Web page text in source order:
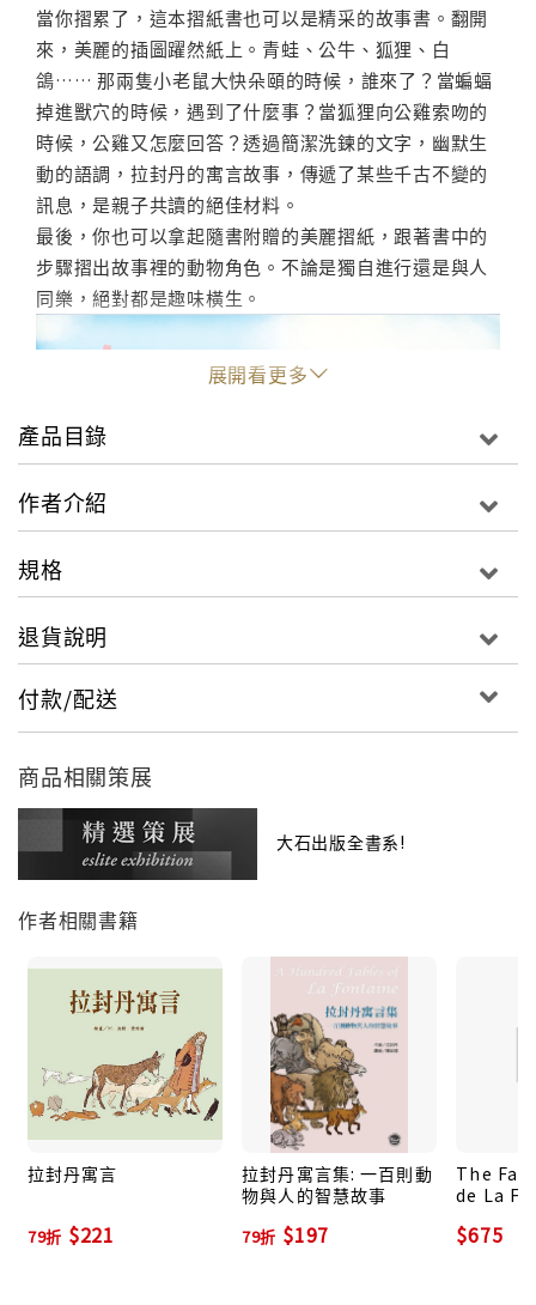
當你摺累了，這本摺紙書也可以是精采的故事書。翻開
來，美麗的插圖躍然紙上。青蛙、公牛、狐狸、白
鴿…… 那兩隻小老鼠大快朵頤的時候，誰來了？當蝙蝠
掉進獸穴的時候，遇到了什麼事？當狐狸向公雞索吻的
時候，公雞又怎麼回答？透過簡潔洗鍊的文字，幽默生
動的語調，拉封丹的寓言故事，傳遞了某些千古不變的
訊息，是親子共讀的絕佳材料。
最後，你也可以拿起隨書附贈的美麗摺紙，跟著書中的
步驟摺出故事裡的動物角色。不論是獨自進行還是與人
同樂，絕對都是趣味橫生。
展開看更多
產品目錄
作者介紹
規格
退貨說明
付款/配送
商品相關策展
大石出版全書系!
作者相關書籍
拉封丹寓言
79折 $221
拉封丹寓言集: 一百則動
物與人的智慧故事
79折 $197
The
de La
$675